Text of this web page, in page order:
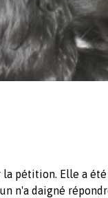
pétition. Elle a
n'a daigné